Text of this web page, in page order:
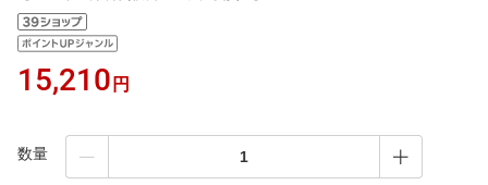
15,210 円
数量